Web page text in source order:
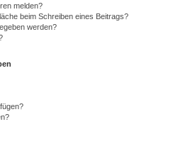
melden?
beim Schreiben eines Beitrags?
werden?